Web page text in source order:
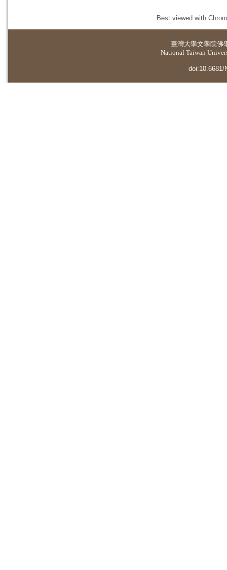
Best viewed with
臺灣大學文學院佛
National Taiwan
doi:10.6681/